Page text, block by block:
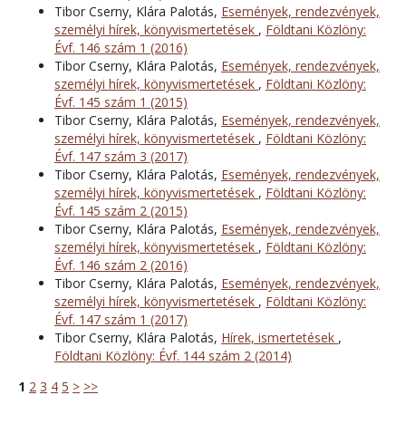
Tibor Cserny, Klára Palotás, Események, rendezvények,
személyi hírek, könyvismertetések , Földtani Közlöny:
Évf. 146 szám 1 (2016)
Tibor Cserny, Klára Palotás, Események, rendezvények,
személyi hírek, könyvismertetések , Földtani Közlöny:
Évf. 145 szám 1 (2015)
Tibor Cserny, Klára Palotás, Események, rendezvények,
személyi hírek, könyvismertetések , Földtani Közlöny:
Évf. 147 szám 3 (2017)
Tibor Cserny, Klára Palotás, Események, rendezvények,
személyi hírek, könyvismertetések , Földtani Közlöny:
Évf. 145 szám 2 (2015)
Tibor Cserny, Klára Palotás, Események, rendezvények,
személyi hírek, könyvismertetések , Földtani Közlöny:
Évf. 146 szám 2 (2016)
Tibor Cserny, Klára Palotás, Események, rendezvények,
személyi hírek, könyvismertetések , Földtani Közlöny:
Évf. 147 szám 1 (2017)
Tibor Cserny, Klára Palotás, Hírek, ismertetések ,
Földtani Közlöny: Évf. 144 szám 2 (2014)
1 2 3 4 5 > >>